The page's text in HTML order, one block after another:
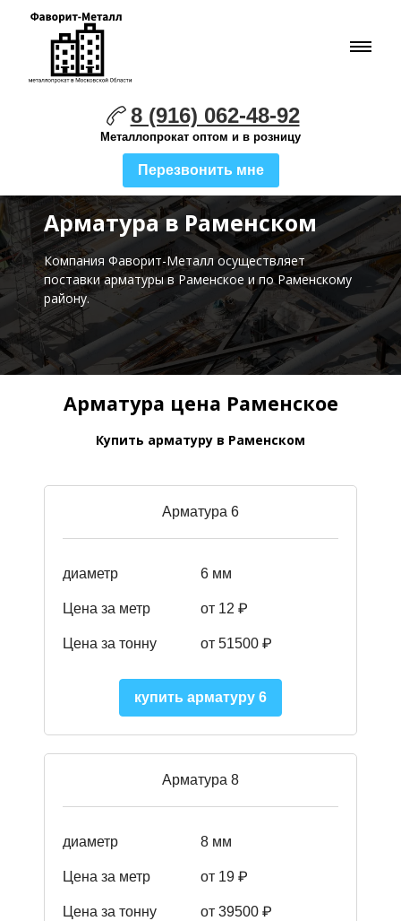
8 (916) 062-48-92
Металлопрокат оптом и в розницу
Перезвонить мне
Арматура в Раменском
Компания Фаворит-Металл осуществляет
поставкиарматуры в Раменское и по Раменскому
району.
Арматура цена Раменское
Купить арматуру в Раменском
Арматура 6
диаметр 6 мм
Цена за метр от 12 ₽
Цена за тонну от 51500 ₽
купить арматуру 6
Арматура 8
диаметр 8 мм
Цена за метр от 19 ₽
Цена за тонну от 39500 ₽